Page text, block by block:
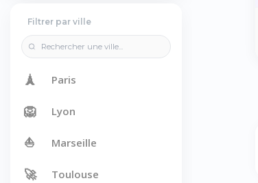
Filtrer par ville
🗼 Paris
🦁 Lyon
⛵ Marseille
🚀 Toulouse